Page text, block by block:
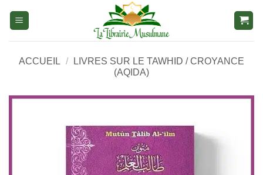
ACCUEIL /
LIVRES SUR LE TAWHID / CROYANCE
(AQIDA)